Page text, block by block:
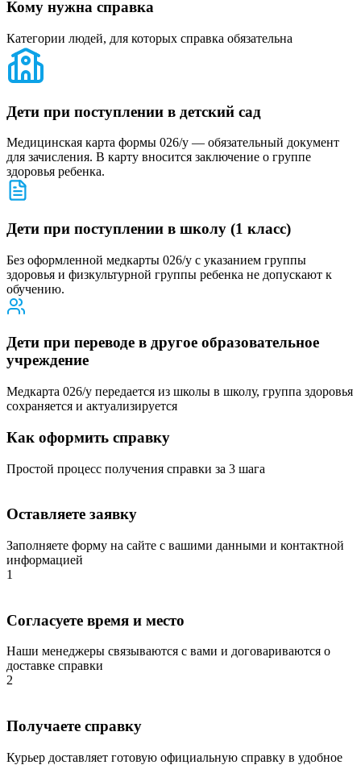
Кому нужна справка
Категории людей, для которых справка обязательна
Дети при поступлении в детский сад
Медицинская карта формы 026/у — обязательный документ
для зачисления. В карту вносится заключение о группе
здоровья ребенка.
Дети при поступлении в школу (1 класс)
Без оформленной медкарты 026/у с указанием группы
здоровья и физкультурной группы ребенка не допускают к
обучению.
Дети при переводе в другое образовательное
учреждение
Медкарта 026/у передается из школы в школу, группа здоровья
сохраняется и актуализируется
Как оформить справку
Простой процесс получения справки за 3 шага
Оставляете заявку
Заполняете форму на сайте с вашими данными и контактной
информацией
1
Согласуете время и место
Наши менеджеры связываются с вами и договариваются о
доставке справки
2
Получаете справку
Курьер доставляет готовую официальную справку в удобное